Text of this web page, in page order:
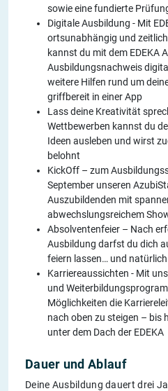
sowie eine fundierte
Digitale Ausbildung - Mit
ortsunabhängig und
kannst du mit dem EDEKA
Ausbildungsnachweis
weitere Hilfen rund um
griffbereit in einer App
Lass deine Kreativität
Wettbewerben kannst du
Ideen ausleben und wirst
belohnt
KickOff – zum
September unseren
Auszubildenden mit
abwechslungsreichem
Absolventenfeier – Nach
Ausbildung darfst du dich
feiern lassen… und
Karriereaussichten - Mit
und
Möglichkeiten die
nach oben zu steigen – bis
unter dem Dach der EDEKA
Dauer und Ablauf
Deine Ausbildung dauert drei